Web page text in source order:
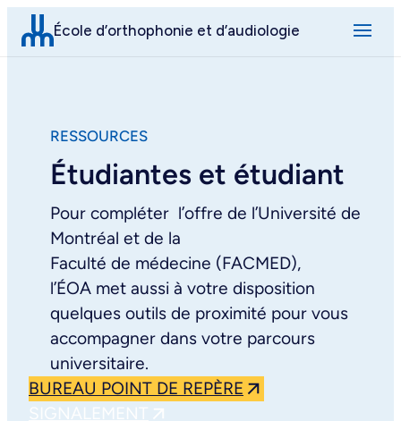
Aller
au
École d’orthophonie et d’audiologie
RESSOURCES
Étudiantes et étudiant
Pour compléter l’offre de l’Université de
Montréal et de la
Faculté de médecine (FACMED),
l’ÉOA met aussi à votre disposition
quelques outils de proximité pour vous
accompagner dans votre parcours
universitaire.
BUREAU POINT DE REPÈRE
SIGNALEMENT